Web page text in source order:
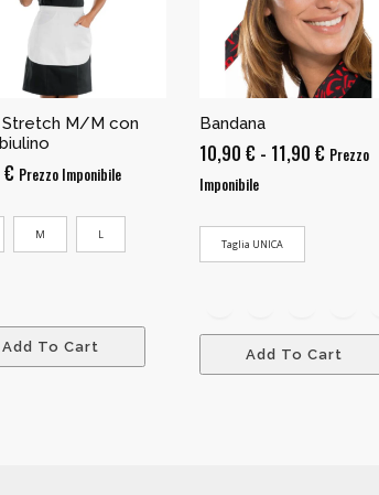
M/M con
€ Prezzo Imponibile
M L
Add To Cart
Bandana
10,90 € - 11,90 €Fascia
11,90 €
Prezzo
Imponibile
Taglia UNICA
Add To Cart